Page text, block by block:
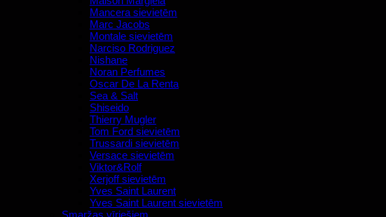
Mancera sievietēm
Marc Jacobs
Montale sievietēm
Narciso Rodriguez
Nishane
Noran Perfumes
Oscar De La Renta
Sea & Salt
Shiseido
Thierry Mugler
Tom Ford sievietēm
Trussardi sievietēm
Versace sievietēm
Viktor&Rolf
Xerjoff sievietēm
Yves Saint Laurent
Yves Saint Laurent sievietēm
Smaržas vīriešiem